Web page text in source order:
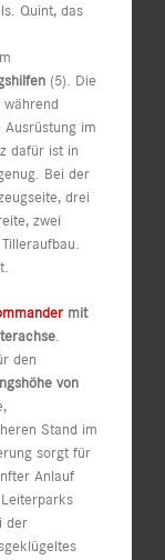
Quint, das
(5). Die
im
dafür ist in
Bei der
drei
zwei
mit
.
den
von
Stand im
sorgt für
Anlauf
der